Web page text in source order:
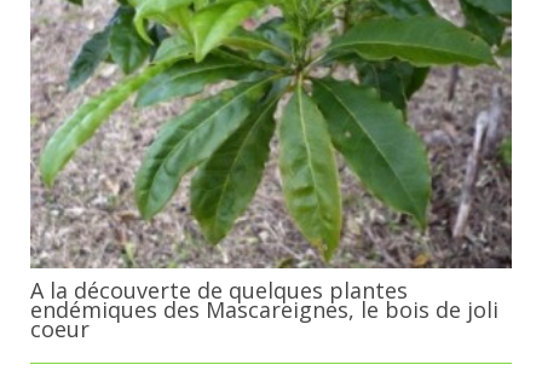
A la découverte de quelques plantes
endémiques des Mascareignes, le bois de joli
coeur